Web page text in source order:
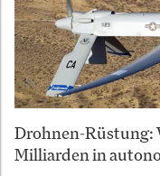
Drohnen-Rüstung:
Milliarden in